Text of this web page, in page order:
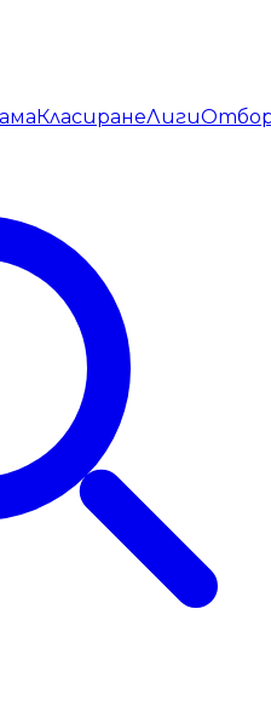
КласиранеЛиги